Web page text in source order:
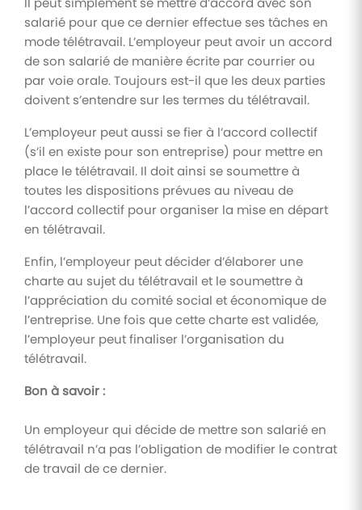
salarié pour que ce dernier effectue ses tâches en
mode télétravail. L’employeur peut avoir un accord
de son salarié de manière écrite par courrier ou
par voie orale. Toujours est-il que les deux parties
doivent s’entendre sur les termes du télétravail.
L’employeur peut aussi se fier à l’accord collectif
(s’il en existe pour son entreprise) pour mettre en
place le télétravail. Il doit ainsi se soumettre à
toutes les dispositions prévues au niveau de
l’accord collectif pour organiser la mise en départ
en télétravail.
Enfin, l’employeur peut décider d’élaborer une
charte au sujet du télétravail et le soumettre à
l’appréciation du comité social et économique de
l’entreprise. Une fois que cette charte est validée,
l’employeur peut finaliser l’organisation du
télétravail.
Bon à savoir :
Un employeur qui décide de mettre son salarié en
télétravail n’a pas l’obligation de modifier le contrat
de travail de ce dernier.